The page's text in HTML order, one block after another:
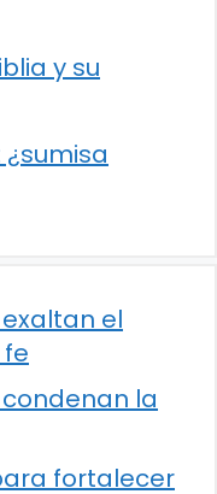
y su
¿sumisa
el
la
fortalecer